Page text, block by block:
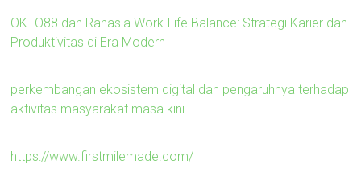
OKTO88 dan Rahasia Work-Life Balance: Strategi Karier dan
Produktivitas di Era Modern
perkembangan ekosistem digital dan pengaruhnya terhadap
aktivitas masyarakat masa kini
https://www.firstmilemade.com/